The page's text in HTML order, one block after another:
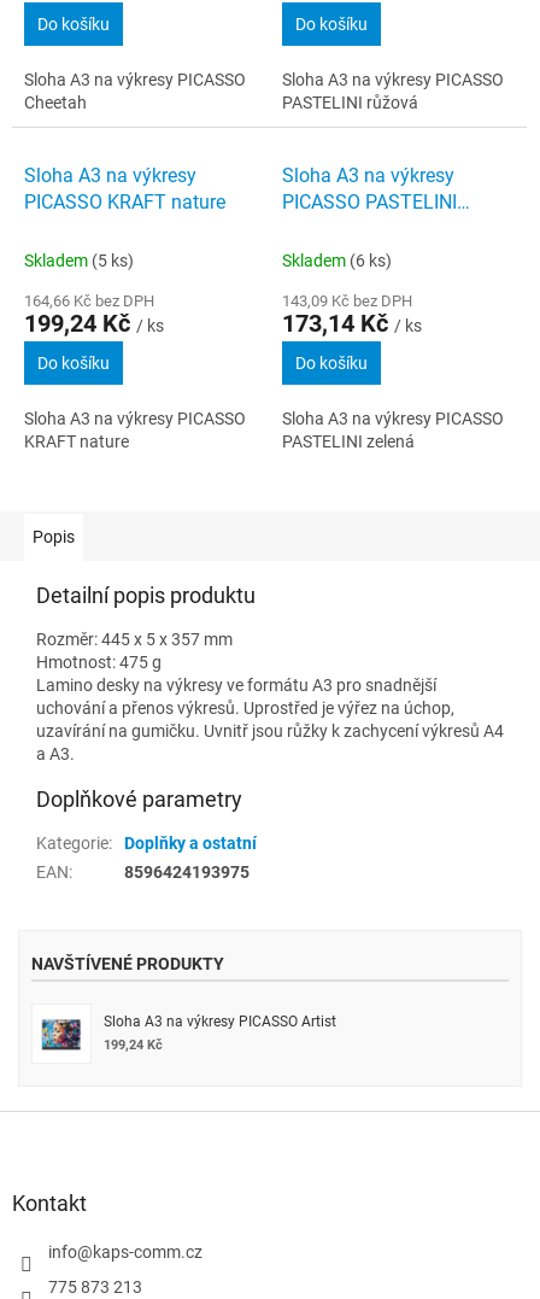
Do košíku
Sloha A3 na výkresy PICASSO
Cheetah
Do košíku
Sloha A3 na výkresy PICASSO
PASTELINI růžová
Sloha A3 na výkresy
PICASSO KRAFT nature
Skladem (5 ks)
164,66 Kč bez DPH
199,24 Kč / ks
Do košíku
Sloha A3 na výkresy PICASSO
KRAFT nature
Sloha A3 na výkresy
PICASSO PASTELINI
Skladem (6 ks)
143,09 Kč bez DPH
173,14 Kč / ks
Do košíku
Sloha A3 na výkresy PICASSO
PASTELINI zelená
Popis
Detailní popis produktu
Rozměr: 445 x 5 x 357 mm
Hmotnost: 475 g
Lamino desky na výkresy ve formátu A3 pro snadnější
uchování a přenos výkresů. Uprostřed je výřez na úchop,
uzavírání na gumičku. Uvnitř jsou růžky k zachycení výkresů A4
a A3.
Doplňkové parametry
Kategorie:
Doplňky a ostatní
EAN: 8596424193975
NAVŠTÍVENÉ PRODUKTY
Sloha A3 na výkresy PICASSO Artist
199,24 Kč
Kontakt
info@kaps-comm.cz
775 873 213